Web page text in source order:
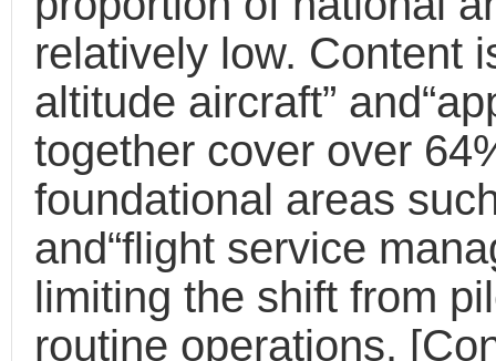
relatively low. Content
altitude aircraft”
together cover over
foundational areas
and“flight service
limiting the shift from
routine operations.